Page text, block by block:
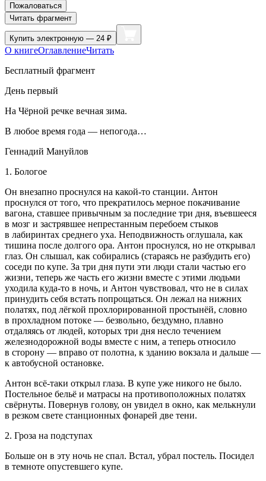
Пожаловаться
Читать фрагмент
Купить электронную — 24 ₽
О книгеОглавлениеЧитать
Бесплатный фрагмент
День первый
На Чёрной речке вечная зима.
В любое время года — непогода…
Геннадий Мануйлов
1. Бологое
Он внезапно проснулся на какой-то станции. Антон
проснулся от того, что прекратилось мерное покачивание
вагона, ставшее привычным за последние три дня, въевшееся
в мозг и застрявшее непрестанным перебоем стыков
в лабиринтах среднего уха. Неподвижность оглушала, как
тишина после долгого ора. Антон проснулся, но не открывал
глаз. Он слышал, как собирались (стараясь не разбудить его)
соседи по купе. За три дня пути эти люди стали частью его
жизни, теперь же часть его жизни вместе с этими людьми
уходила куда-то в ночь, и Антон чувствовал, что не в силах
принудить себя встать попрощаться. Он лежал на нижних
полатях, под лёгкой прохлорированной простынёй, словно
в прохладном потоке — безвольно, бездумно, плавно
отдаляясь от людей, которых три дня несло течением
железнодорожной воды вместе с ним, а теперь относило
в сторону — вправо от полотна, к зданию вокзала и дальше —
к автобусной остановке.
Антон всё-таки открыл глаза. В купе уже никого не было.
Постельное бельё и матрасы на противоположных полатях
свёрнуты. Повернув голову, он увидел в окно, как мелькнули
в резком свете станционных фонарей две тени.
2. Гроза на подступах
Больше он в эту ночь не спал. Встал, убрал постель. Посидел
в темноте опустевшего купе.